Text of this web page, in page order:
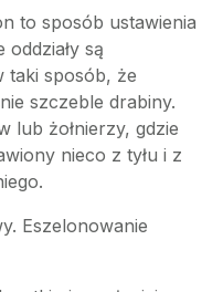
to sposób ustawienia
są
taki sposób, że
szczeble drabiny.
lub żołnierzy, gdzie
nieco z tyłu i z
Eszelonowanie